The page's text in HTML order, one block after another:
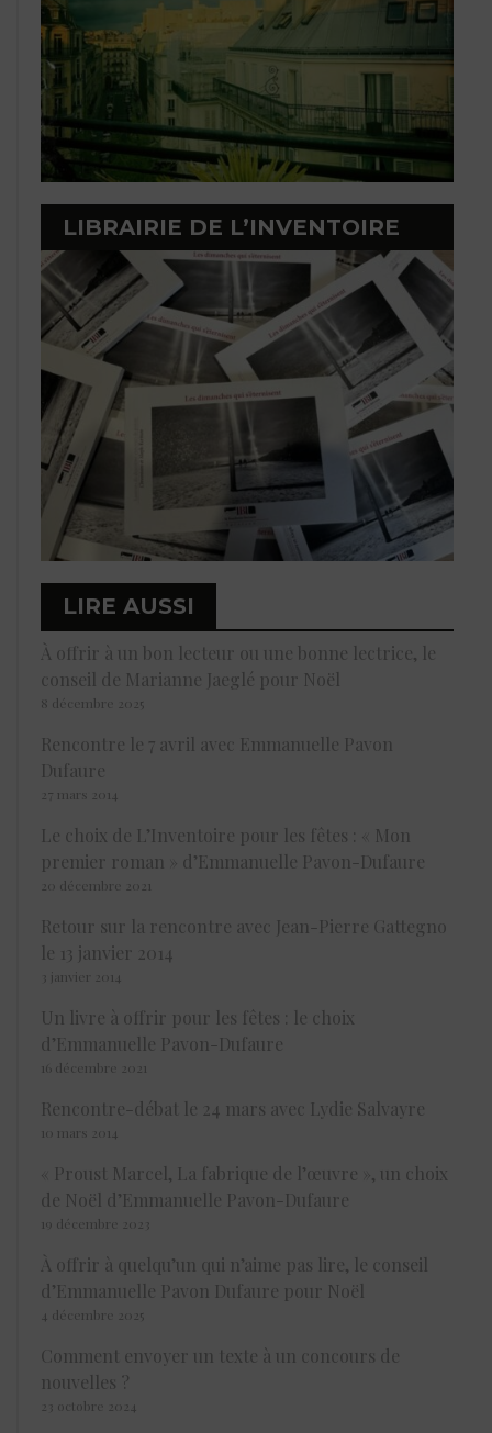
LIBRAIRIE DE L’INVENTOIRE
LIRE AUSSI
À offrir à un bon lecteur ou une bonne lectrice, le
conseil de Marianne Jaeglé pour Noël
8 décembre 2025
Rencontre le 7 avril avec Emmanuelle Pavon
Dufaure
27 mars 2014
Le choix de L’Inventoire pour les fêtes : « Mon
premier roman » d’Emmanuelle Pavon-Dufaure
20 décembre 2021
Retour sur la rencontre avec Jean-Pierre Gattegno
le 13 janvier 2014
3 janvier 2014
Un livre à offrir pour les fêtes : le choix
d’Emmanuelle Pavon-Dufaure
16 décembre 2021
Rencontre-débat le 24 mars avec Lydie Salvayre
10 mars 2014
« Proust Marcel, La fabrique de l’œuvre », un choix
de Noël d’Emmanuelle Pavon-Dufaure
19 décembre 2023
À offrir à quelqu’un qui n’aime pas lire, le conseil
d’Emmanuelle Pavon Dufaure pour Noël
4 décembre 2025
Comment envoyer un texte à un concours de
nouvelles ?
23 octobre 2024